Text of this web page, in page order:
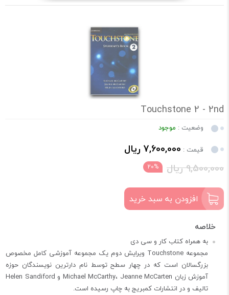
Touchstone 2 - 2nd
وضعیت : موجود
قیمت : 7,600,000 ریال
9,500,000 ریال
20%
افزودن به سبد خرید
به همراه کتاب کار و سی دی
مجموعه Touchstone ویرایش دوم یک مجموعه آموزشی کامل مخصوص
بزرگسالان است که در چهار سطح توسط نام دارترین نویسندگان حوزه
آموزش زبان Michael McCarthy، Jeanne McCarten و Helen Sandiford
تالیف و در انتشارات کمبریج به چاپ رسیده است.